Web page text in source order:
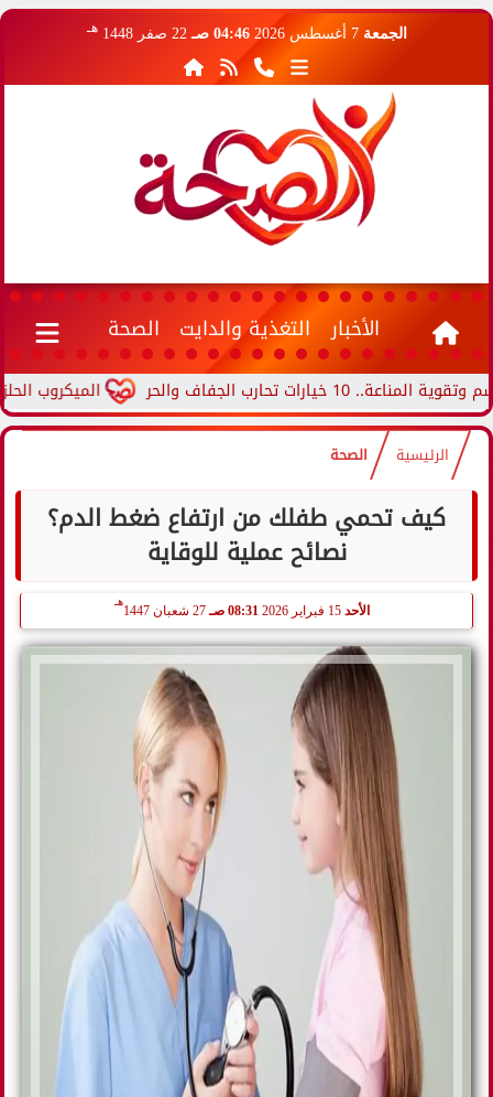
الجمعة 7 أغسطس 2026 04:46 صـ 22 صفر 1448 هـ
الأخبار التغذية والدايت الصحة
الميكروب تحارب الجفاف والحر
الرئيسية الصحة
كيف تحمي طفلك من ارتفاع ضغط الدم؟
نصائح عملية للوقاية
الأحد 08:31 صـ 27 شعبان 1447
هـ